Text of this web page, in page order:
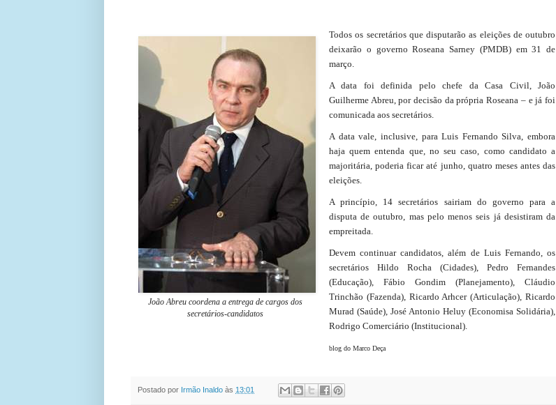
João Abreu coordena a entrega de cargos dos
secretários-candidatos
Todos os secretários que disputarão as eleições de outubro
deixarão o governo Roseana Sarney (PMDB) em 31 de
março.
A data foi definida pelo chefe da Casa Civil, João
Guilherme Abreu, por decisão da própria Roseana – e já foi
comunicada aos secretários.
A data vale, inclusive, para Luis Fernando Silva, embora
haja quem entenda que, no seu caso, como candidato a
majoritária, poderia ficar até junho, quatro meses antes das
eleições.
A princípio, 14 secretários sairiam do governo para a
disputa de outubro, mas pelo menos seis já desistiram da
empreitada.
Devem continuar candidatos, além de Luis Fernando, os
secretários Hildo Rocha (Cidades), Pedro Fernandes
(Educação), Fábio Gondim (Planejamento), Cláudio
Trinchão (Fazenda), Ricardo Arhcer (Articulação), Ricardo
Murad (Saúde), José Antonio Heluy (Economisa Solidária),
Rodrigo Comerciário (Institucional).
blog do Marco Deça
Postado por Irmão Inaldo às 13:01